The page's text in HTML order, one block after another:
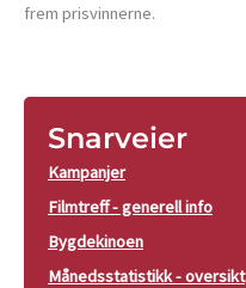
frem prisvinnerne.
Snarveier
Kampanjer
Filmtreff - generell info
Bygdekinoen
Månedsstatistikk - oversikt